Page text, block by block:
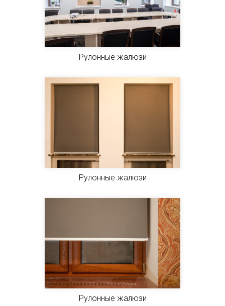
Рулонные жалюзи
Рулонные жалюзи
Рулонные жалюзи